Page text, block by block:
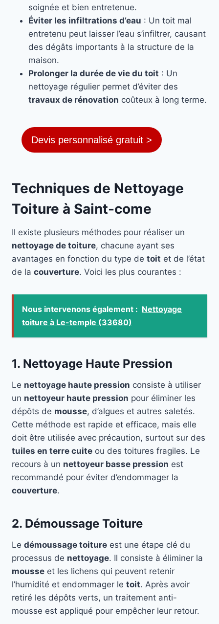
soignée et bien entretenue.
Éviter les infiltrations d’eau : Un toit mal
entretenu peut laisser l’eau s’infiltrer, causant
des dégâts importants à la structure de la
maison.
Prolonger la durée de vie du toit : Un
nettoyage régulier permet d’éviter des
travaux de rénovation coûteux à long terme.
Devis personnalisé gratuit >
Techniques de Nettoyage
Toiture à Saint-come
Il existe plusieurs méthodes pour réaliser un
nettoyage de toiture, chacune ayant ses
avantages en fonction du type de toit et de l’état
de la couverture. Voici les plus courantes :
Nous intervenons également : Nettoyage
toiture à Le-temple (33680)
1. Nettoyage Haute Pression
Le nettoyage haute pression consiste à utiliser
un nettoyeur haute pression pour éliminer les
dépôts de mousse, d’algues et autres saletés.
Cette méthode est rapide et efficace, mais elle
doit être utilisée avec précaution, surtout sur des
tuiles en terre cuite ou des toitures fragiles. Le
recours à un nettoyeur basse pression est
recommandé pour éviter d’endommager la
couverture.
2. Démoussage Toiture
Le démoussage toiture est une étape clé du
processus de nettoyage. Il consiste à éliminer la
mousse et les lichens qui peuvent retenir
l’humidité et endommager le toit. Après avoir
retiré les dépôts verts, un traitement anti-
mousse est appliqué pour empêcher leur retour.